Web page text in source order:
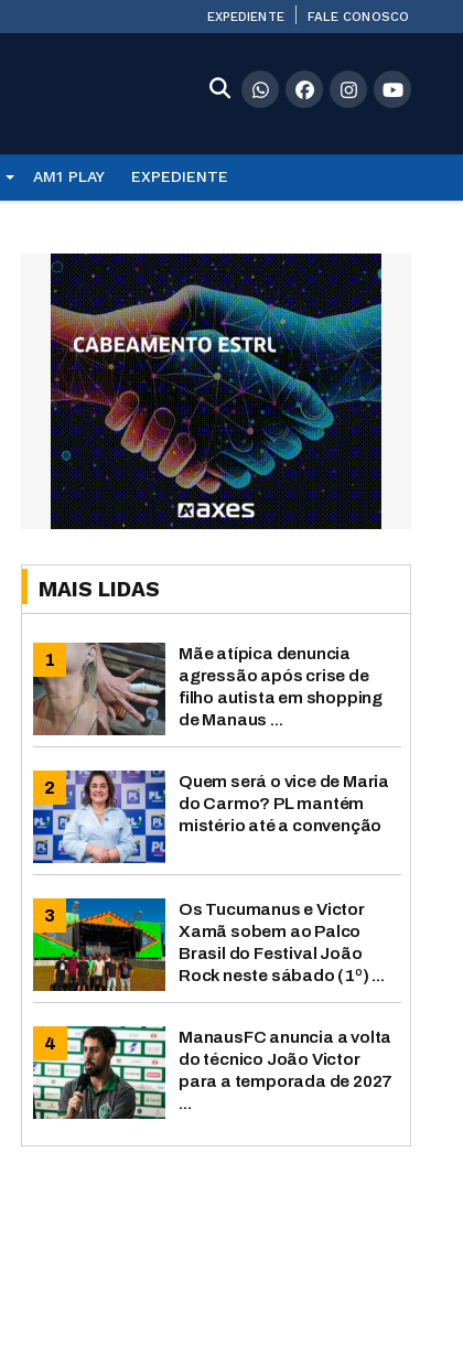
EXPEDIENTE FALE CONOSCO
AM1 PLAY EXPEDIENTE
MAIS LIDAS
Mãe atípica denuncia
agressão após crise de
filho autista em shopping
de Manaus ...
Quem será o vice de Maria
do Carmo? PL mantém
mistério até a convenção
Os Tucumanus e Victor
Xamã sobem ao Palco
Brasil do Festival João
Rock neste sábado (1º) ...
ManausFC anuncia a volta
do técnico João Victor
para a temporada de 2027
...